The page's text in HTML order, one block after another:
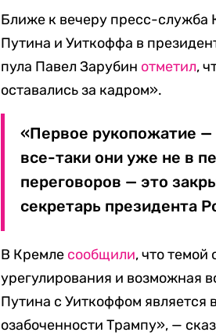
Ближе к вечеру пресс-служба
Путина и Уиткоффа в
пула Павел Зарубин отметил,
оставались за кадром».
«Первое рукопожатие —
все-таки они уже не в
переговоров — это
секретарь президента
В Кремле сообщили, что темой
урегулирования и возможная
Путина с Уиткоффом является
озабоченности Трампу», —